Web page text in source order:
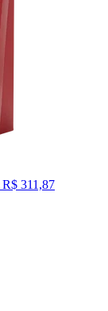
R$ 311,87